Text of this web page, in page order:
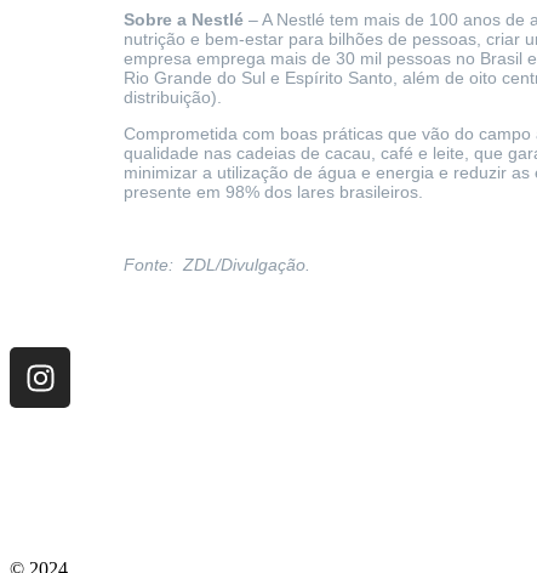
Sobre a Nestlé – A Nestlé tem mais de 100 anos
nutrição e bem-estar para bilhões de pessoas, criar
empresa emprega mais de 30 mil pessoas no Brasil
Rio Grande do Sul e Espírito Santo, além de oito
distribuição).
Comprometida com boas práticas que vão do
qualidade nas cadeias de cacau, café e leite, que
minimizar a utilização de água e energia e reduzir
presente em 98% dos lares brasileiros.
Fonte: ZDL/Divulgação.
© 2024